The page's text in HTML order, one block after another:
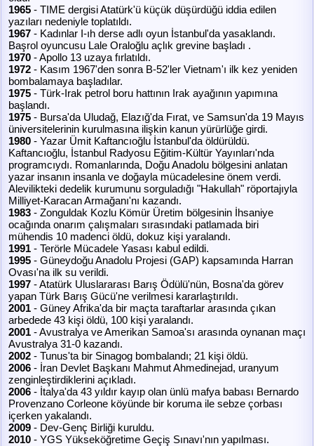
1965 - TIME dergisi Atatürk'ü küçük düşürdüğü iddia edilen
yazıları nedeniyle toplatıldı.
1967 - Kadınlar I-ıh derse adlı oyun İstanbul'da yasaklandı.
Başrol oyuncusu Lale Oraloğlu açlık grevine başladı .
1970 - Apollo 13 uzaya fırlatıldı.
1972 - Kasım 1967'den sonra B-52'ler Vietnam'ı ilk kez yeniden
bombalamaya başladılar.
1975 - Türk-Irak petrol boru hattının Irak ayağının yapımına
başlandı.
1975 - Bursa'da Uludağ, Elazığ'da Fırat, ve Samsun'da 19 Mayıs
üniversitelerinin kurulmasına ilişkin kanun yürürlüğe girdi.
1980 - Yazar Ümit Kaftancıoğlu İstanbul'da öldürüldü.
Kaftancıoğlu, İstanbul Radyosu Eğitim-Kültür Yayınları'nda
programcıydı. Romanlarında, Doğu Anadolu bölgesini anlatan
yazar insanın insanla ve doğayla mücadelesine önem verdi.
Alevilikteki dedelik kurumunu sorguladığı "Hakullah" röportajıyla
Milliyet-Karacan Armağanı'nı kazandı.
1983 - Zonguldak Kozlu Kömür Üretim bölgesinin İhsaniye
ocağında onarım çalışmaları sırasındaki patlamada biri
mühendis 10 madenci öldü, dokuz kişi yaralandı.
1991 - Terörle Mücadele Yasası kabul edildi.
1995 - Güneydoğu Anadolu Projesi (GAP) kapsamında Harran
Ovası'na ilk su verildi.
1997 - Atatürk Uluslararası Barış Ödülü'nün, Bosna'da görev
yapan Türk Barış Gücü'ne verilmesi kararlaştırıldı.
2001 - Güney Afrika'da bir maçta taraftarlar arasında çıkan
arbedede 43 kişi öldü, 100 kişi yaralandı.
2001 - Avustralya ve Amerikan Samoa'sı arasında oynanan maçı
Avustralya 31-0 kazandı.
2002 - Tunus'ta bir Sinagog bombalandı; 21 kişi öldü.
2006 - İran Devlet Başkanı Mahmut Ahmedinejad, uranyum
zenginleştirdiklerini açıkladı.
2006 - İtalya'da 43 yıldır kayıp olan ünlü mafya babası Bernardo
Provenzano Corleone köyünde bir koruma ile sebze çorbası
içerken yakalandı.
2009 - Dev-Genç Birliği kuruldu.
2010 - YGS Yükseköğretime Geçiş Sınavı'nın yapılması.